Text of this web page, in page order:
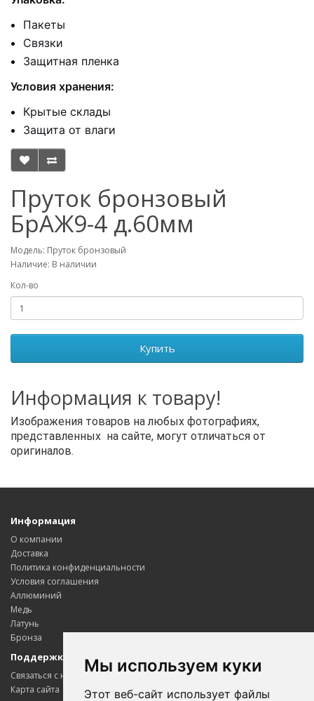
Мы используем куки
Этот веб-сайт использует файлы
Пакеты
Связки
Защитная пленка
Условия хранения:
Крытые склады
Защита от влаги
Пруток бронзовый
БрАЖ9-4 д.60мм
Модель: Пруток бронзовый
Наличие: В наличии
Кол-во
Купить
Информация к товару!
Изображения товаров на любых фотографиях,
представленных на сайте, могут отличаться от
оригиналов.
Информация
О компании
Доставка
Политика конфиденциальности
Условия соглашения
Аллюминий
Медь
Латунь
Бронза
Поддержка клиентов
Связаться с нами
Карта сайта